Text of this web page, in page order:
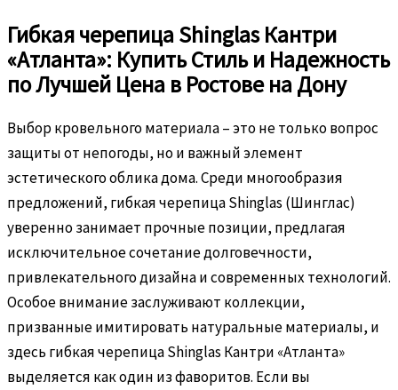
Гибкая черепица Shinglas Кантри
«Атланта»: Купить Стиль и Надежность
по Лучшей Цена в Ростове на Дону
Выбор кровельного материала – это не только вопрос
защиты от непогоды, но и важный элемент
эстетического облика дома. Среди многообразия
предложений, гибкая черепица Shinglas (Шинглас)
уверенно занимает прочные позиции, предлагая
исключительное сочетание долговечности,
привлекательного дизайна и современных технологий.
Особое внимание заслуживают коллекции,
призванные имитировать натуральные материалы, и
здесь гибкая черепица Shinglas Кантри «Атланта»
выделяется как один из фаворитов. Если вы